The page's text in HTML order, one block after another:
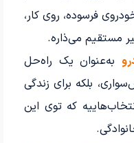
فرسوده، روی کار،
مستقیم می‌ذاره.
به‌عنوان یک راه‌حل
بلکه برای زندگی
که توی این